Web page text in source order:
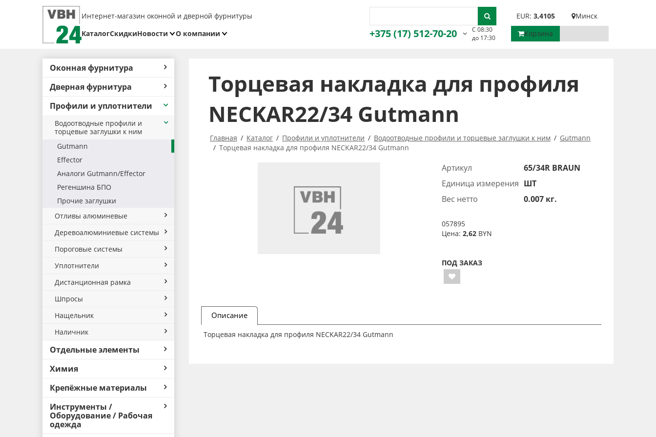
Интернет-магазин оконной и дверной фурнитуры EUR: 3,4105
Минск
КаталогСкидкиНовости
О компании
Возврат
+375 (17) 512-70-20
С 08:30
до 17:30
Корзина
Оконная фурнитура
Дверная фурнитура
Профили и уплотнители
Водоотводные профили и
торцевые заглушки к ним
Gutmann
Effector
Аналоги Gutmann/Effector
Регеншина БПО
Прочие заглушки
Отливы алюминевые
Деревоалюминиевые системы
Пороговые системы
Уплотнители
Дистанционная рамка
Шпросы
Нащельник
Наличник
Отдельные элементы
Химия
Крепёжные материалы
Инструменты /
Оборудование / Рабочая
одежда
Торцевая накладка для профиля
NECKAR22/34 Gutmann
Главная Каталог Профили и уплотнители Водоотводные профили и торцевые заглушки к ним
Gutmann
Торцевая накладка для профиля NECKAR22/34 Gutmann
Артикул
65/34R BRAUN
Единица измерения ШТ
Вес нетто
0.007 кг.
057895
Цена: 2,62 BYN
ПОД ЗАКАЗ
Описание
Торцевая накладка для профиля NECKAR22/34 Gutmann